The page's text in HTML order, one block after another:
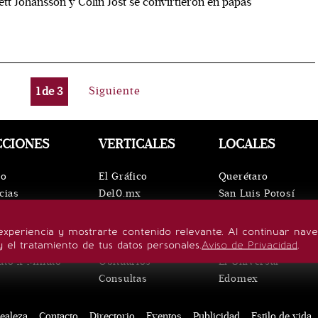
1de3 Siguiente
y mostrarte contenido relevante. Al continuar
el tratamiento de tus datos personales.Aviso de Privacidad.
de vida
x Minuto
VERTICALES
El Gráfico
De10.mx
Confabulario
Aviso Oportuno
Obituarios
Consultas
LOCALES
Querétaro
San Luis Potosí
Puebla
Hidalgo
El Universal
Edomex